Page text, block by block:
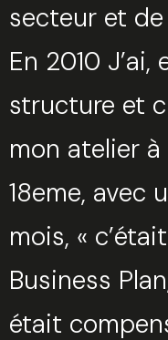
secteur et
En 2010 J’ai,
structure et
mon atelier
18eme, avec
mois, «
Business
était